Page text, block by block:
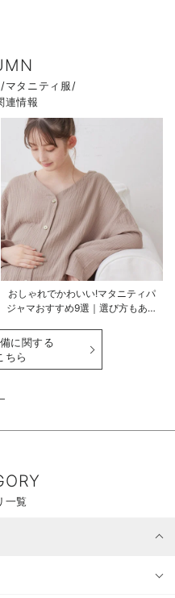
マタニティ服/
連情報
おしゃれでかわいい!マタニティパ
ジャマおすすめ9選｜選び方もあわ
に関する
ちら
一覧